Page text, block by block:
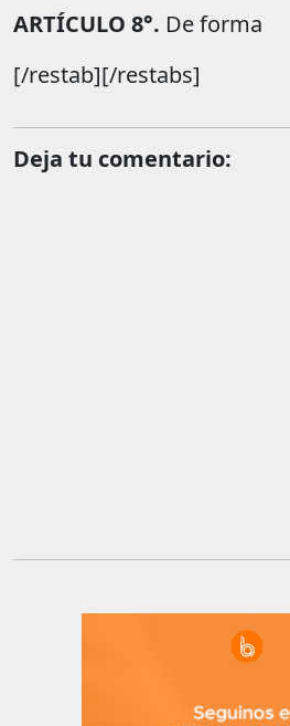
ARTÍCULO 8°. De forma
[/restab][/restabs]
Deja tu comentario: